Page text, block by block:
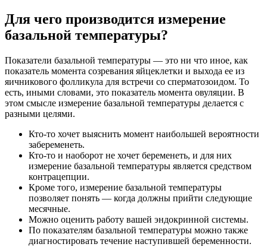
Для чего производится измерение
базальной температуры?
Показатели базальной температуры — это ни что иное, как
показатель момента созревания яйцеклетки и выхода ее из
яичникового фолликула для встречи со сперматозоидом. То
есть, иными словами, это показатель момента овуляции. В
этом смысле измерение базальной температуры делается с
разными целями.
Кто-то хочет выяснить момент наибольшей вероятности
забеременеть.
Кто-то и наоборот не хочет беременеть, и для них
измерение базальной температуры является средством
контрацепции.
Кроме того, измерение базальной температуры
позволяет понять — когда должны прийти следующие
месячные.
Можно оценить работу вашей эндокринной системы.
По показателям базальной температуры можно также
диагностировать течение наступившей беременности.